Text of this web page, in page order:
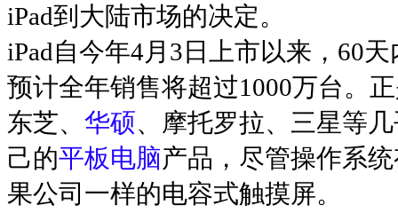
iPad到大陆市场的决定。
iPad自今年4月3日上市以来，60
预计全年销售将超过1000万台。
东芝、 华硕、摩托罗拉、三星等
己的平板电脑产品，尽管操作系
果公司一样的电容式触摸屏。